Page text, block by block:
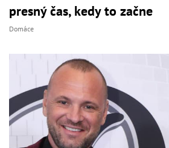
presný čas, kedy to začne
Domáce